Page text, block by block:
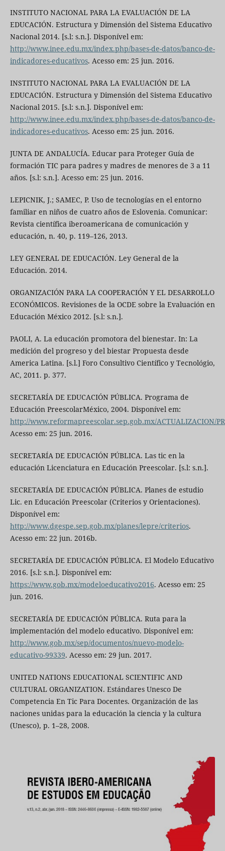
INSTITUTO NACIONAL PARA LA EVALUACIÓN DE LA
EDUCACIÓN. Estructura y Dimensión del Sistema Educativo
Nacional 2014. [s.l: s.n.]. Disponível em:
http://www.inee.edu.mx/index.php/bases-de-datos/banco-de-
indicadores-educativos. Acesso em: 25 jun. 2016.
INSTITUTO NACIONAL PARA LA EVALUACIÓN DE LA
EDUCACIÓN. Estructura y Dimensión del Sistema Educativo
Nacional 2015. [s.l: s.n.]. Disponível em:
http://www.inee.edu.mx/index.php/bases-de-datos/banco-de-
indicadores-educativos. Acesso em: 25 jun. 2016.
JUNTA DE ANDALUCÍA. Educar para Proteger Guía de
formación TIC para padres y madres de menores de 3 a 11
años. [s.l: s.n.]. Acesso em: 25 jun. 2016.
LEPICNIK, J.; SAMEC, P. Uso de tecnologías en el entorno
familiar en niños de cuatro años de Eslovenia. Comunicar:
Revista científica iberoamericana de comunicación y
educación, n. 40, p. 119–126, 2013.
LEY GENERAL DE EDUCACIÓN. Ley General de la
Educación. 2014.
ORGANIZACIÓN PARA LA COOPERACIÓN Y EL DESARROLLO
ECONÓMICOS. Revisiones de la OCDE sobre la Evaluación en
Educación México 2012. [s.l: s.n.].
PAOLI, A. La educación promotora del bienestar. In: La
medición del progreso y del biestar Propuesta desde
America Latina. [s.l.] Foro Consultivo Científico y Tecnológio,
AC, 2011. p. 377.
SECRETARÍA DE EDUCACIÓN PÚBLICA. Programa de
Educación PreescolarMéxico, 2004. Disponível em:
http://www.reformapreescolar.sep.gob.mx/ACTUALIZACION/
Acesso em: 25 jun. 2016.
SECRETARÍA DE EDUCACIÓN PÚBLICA. Las tic en la
educación Licenciatura en Educación Preescolar. [s.l: s.n.].
SECRETARÍA DE EDUCACIÓN PÚBLICA. Planes de estudio
Lic. en Educación Preescolar (Criterios y Orientaciones).
Disponível em:
http://www.dgespe.sep.gob.mx/planes/lepre/criterios.
Acesso em: 22 jun. 2016b.
SECRETARÍA DE EDUCACIÓN PÚBLICA. El Modelo Educativo
2016. [s.l: s.n.]. Disponível em:
https://www.gob.mx/modeloeducativo2016. Acesso em: 25
jun. 2016.
SECRETARÍA DE EDUCACIÓN PÚBLICA. Ruta para la
implementación del modelo educativo. Disponível em:
http://www.gob.mx/sep/documentos/nuevo-modelo-
educativo-99339. Acesso em: 29 jun. 2017.
UNITED NATIONS EDUCATIONAL SCIENTIFIC AND
CULTURAL ORGANIZATION. Estándares Unesco De
Competencia En Tic Para Docentes. Organización de las
naciones unidas para la educación la ciencia y la cultura
(Unesco), p. 1–28, 2008.